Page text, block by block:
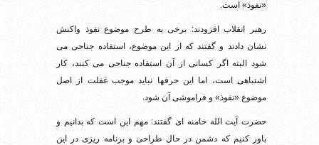
«نفوذ» است.
رهبر انقلاب افزودند: برخی به طرح موضوع نفوذ واکنش
نشان دادند و گفتند که از این موضوع، استفاده جناحی می
شود البته اگر کسانی از آن استفاده جناحی می کنند، کار
اشتباهی است، اما این حرفها نباید موجب غفلت از اصل
موضوع «نفوذ» و فراموشی آن شود.
حضرت آیت الله خامنه ای گفتند: مهم این است که بدانیم و
باور کنیم که دشمن در حال طراحی و برنامه ریزی در این